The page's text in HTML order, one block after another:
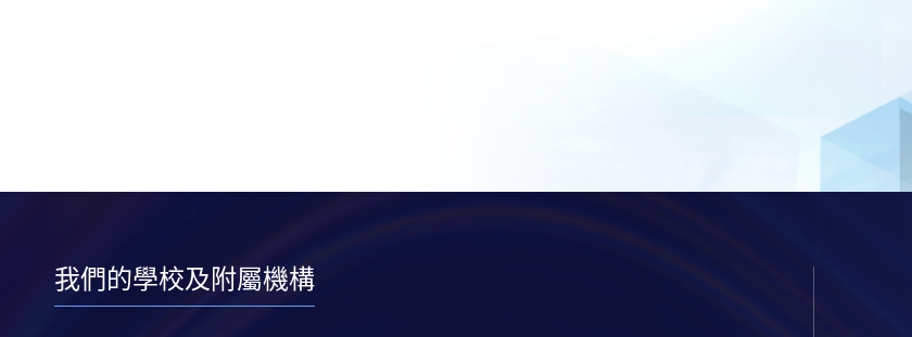
我們的學校及附屬機構